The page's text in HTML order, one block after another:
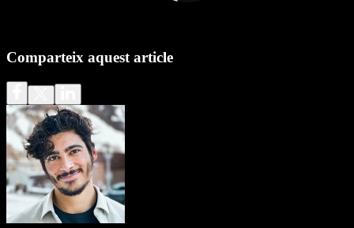
Comparteix aquest article